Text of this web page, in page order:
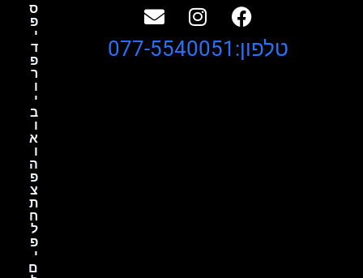
ס
פ
י
ד
פ
ר
ו
י
ב
ו
א
ו
ה
פ
צ
ת
ח
ל
פ
י
ם
טלפון:077-5540051